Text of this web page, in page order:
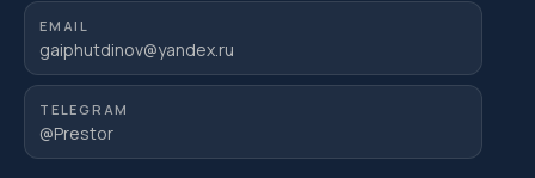
EMAIL
gaiphutdinov@yandex.ru
TELEGRAM
@Prestor